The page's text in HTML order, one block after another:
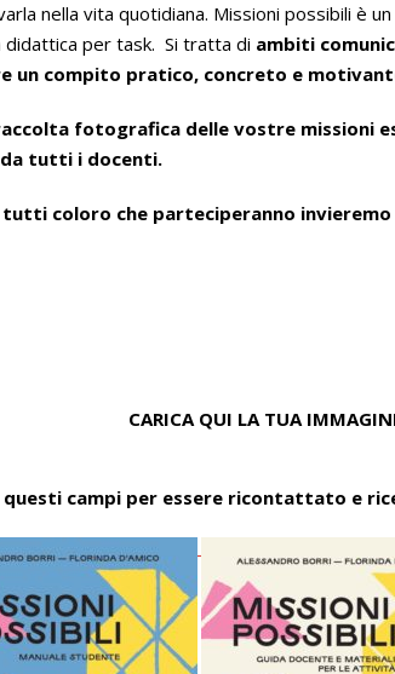
nella vita quotidiana. Missioni possibili è
didattica per task. Si tratta di ambiti
un compito pratico, concreto e
fotografica delle vostre missioni
da tutti i docenti.
coloro che parteciperanno invieremo
CARICA QUI LA TUA
questi campi per essere ricontattato e